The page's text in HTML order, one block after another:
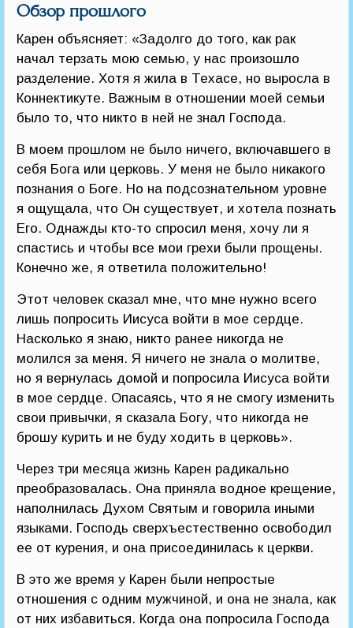
Обзор прошлого
Карен объясняет: «Задолго до того, как рак
начал терзать мою семью, у нас произошло
разделение. Хотя я жила в Техасе, но выросла в
Коннектикуте. Важным в отношении моей семьи
было то, что никто в ней не знал Господа.
В моем прошлом не было ничего, включавшего в
себя Бога или церковь. У меня не было никакого
познания о Боге. Но на подсознательном уровне
я ощущала, что Он существует, и хотела познать
Его. Однажды кто-то спросил меня, хочу ли я
спастись и чтобы все мои грехи были прощены.
Конечно же, я ответила положительно!
Этот человек сказал мне, что мне нужно всего
лишь попросить Иисуса войти в мое сердце.
Насколько я знаю, никто ранее никогда не
молился за меня. Я ничего не знала о молитве,
но я вернулась домой и попросила Иисуса войти
в мое сердце. Опасаясь, что я не смогу изменить
свои привычки, я сказала Богу, что никогда не
брошу курить и не буду ходить в церковь».
Через три месяца жизнь Карен радикально
преобразовалась. Она приняла водное крещение,
наполнилась Духом Святым и говорила иными
языками. Господь сверхъестественно освободил
ее от курения, и она присоединилась к церкви.
В это же время у Карен были непростые
отношения с одним мужчиной, и она не знала, как
от них избавиться. Когда она попросила Господа